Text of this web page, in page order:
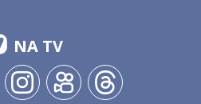
NA TV